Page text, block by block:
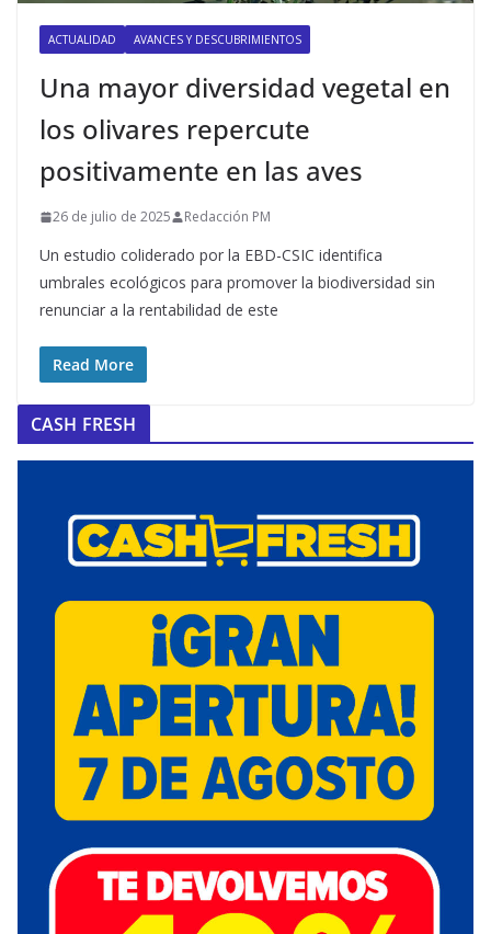
ACTUALIDAD AVANCES Y DESCUBRIMIENTOS
Una mayor diversidad vegetal en
los olivares repercute
positivamente en las aves
26 de julio de 2025 Redacción PM
Un estudio coliderado por la EBD-CSIC identifica
umbrales ecológicos para promover la biodiversidad sin
renunciar a la rentabilidad de este
Read More
CASH FRESH